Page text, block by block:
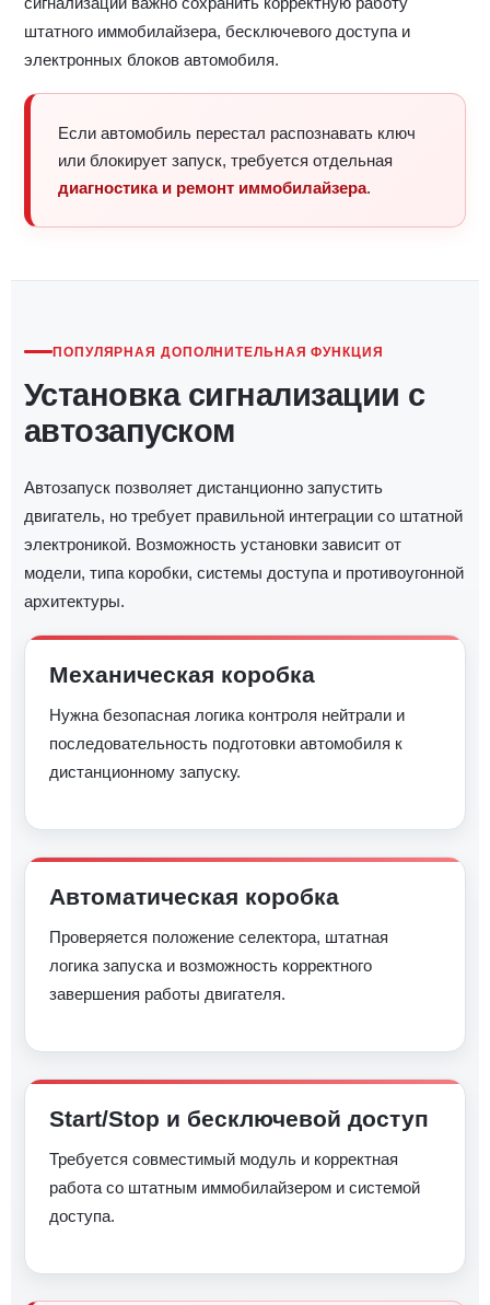
штатного иммобилайзера, бесключевого доступа и
электронных блоков автомобиля.
Если автомобиль перестал распознавать ключ
или блокирует запуск, требуется отдельная
диагностика и ремонт иммобилайзера.
ПОПУЛЯРНАЯ ДОПОЛНИТЕЛЬНАЯ ФУНКЦИЯ
Установка сигнализации с
автозапуском
Автозапуск позволяет дистанционно запустить
двигатель, но требует правильной интеграции со штатной
электроникой. Возможность установки зависит от
модели, типа коробки, системы доступа и противоугонной
архитектуры.
Механическая коробка
Нужна безопасная логика контроля нейтрали и
последовательность подготовки автомобиля к
дистанционному запуску.
Автоматическая коробка
Проверяется положение селектора, штатная
логика запуска и возможность корректного
завершения работы двигателя.
Start/Stop и бесключевой доступ
Требуется совместимый модуль и корректная
работа со штатным иммобилайзером и системой
доступа.